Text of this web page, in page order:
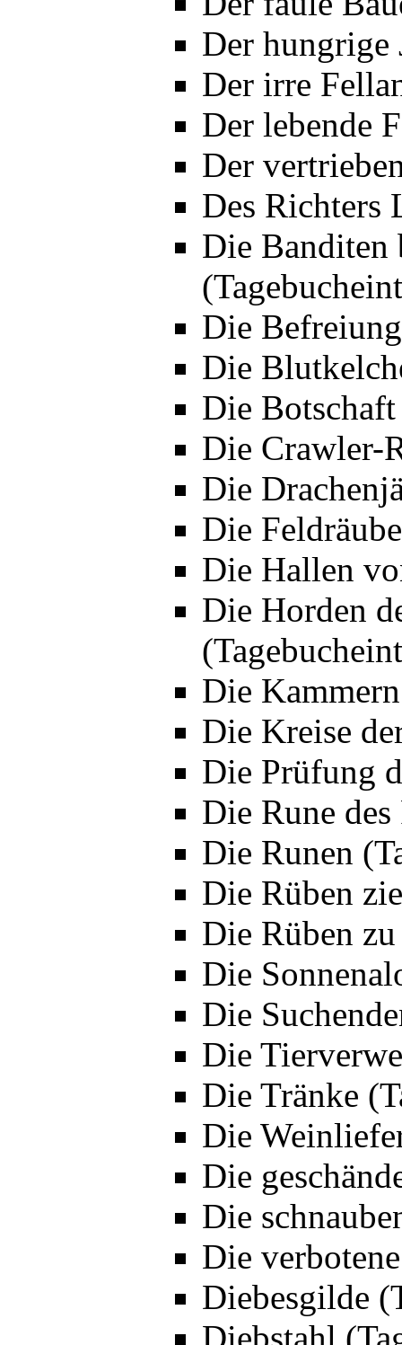
Der hungrige
Der irre
Der lebende
Der
Des Richters
Die Banditen
Die
Die
Die
Die Crawler-
Die
Die
Die Hallen
Die Horden
Die
Die Kreise
Die Prüfung
Die Rune
Die Runen
Die Rüben
Die Rüben
Die
Die
Die
Die Tränke
Die
Die
Die
Die
Diebesgilde
Diebstahl